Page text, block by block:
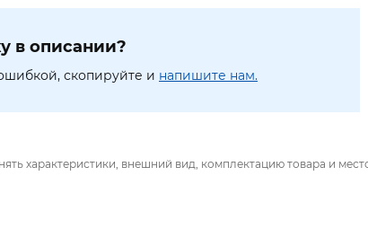
в описании?
скопируйте и напишите нам.
характеристики, внешний вид, комплектацию товара и